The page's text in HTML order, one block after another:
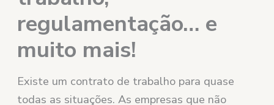
regulamentação… e
muito mais!
Existe um contrato de trabalho para quase
todas as situações. As empresas que não